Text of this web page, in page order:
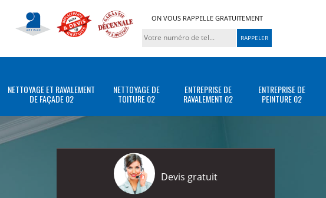
ON VOUS RAPPELLE GRATUITEMENT
NETTOYAGE ET RAVALEMENT
DE FAÇADE 02
NETTOYAGE DE
TOITURE 02
ENTREPRISE DE
RAVALEMENT 02
ENTREPRISE DE
PEINTURE 02
Devis gratuit